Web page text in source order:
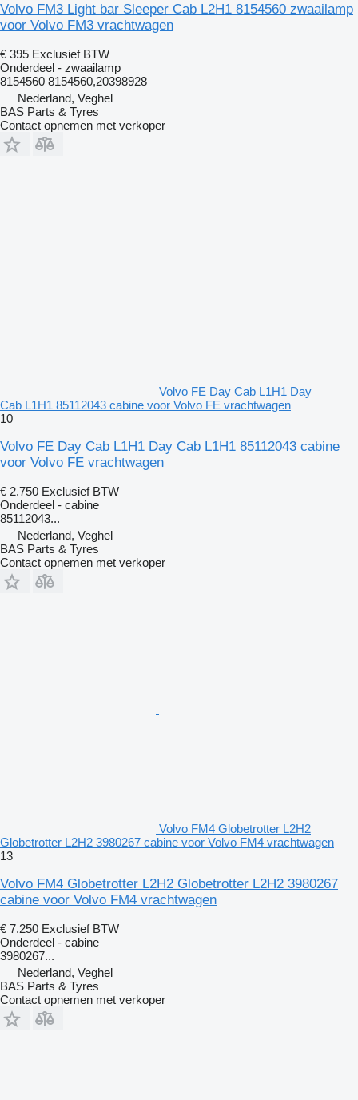
Volvo FM3 Light bar Sleeper Cab L2H1 8154560 zwaailamp
voor Volvo FM3 vrachtwagen
€ 395 Exclusief BTW
Onderdeel - zwaailamp
8154560 8154560,20398928
Nederland, Veghel
BAS Parts & Tyres
Contact opnemen met verkoper
Volvo FE Day Cab L1H1 Day
Cab L1H1 85112043 cabine voor Volvo FE vrachtwagen
10
Volvo FE Day Cab L1H1 Day Cab L1H1 85112043 cabine
voor Volvo FE vrachtwagen
€ 2.750 Exclusief BTW
Onderdeel - cabine
85112043...
Nederland, Veghel
BAS Parts & Tyres
Contact opnemen met verkoper
Volvo FM4 Globetrotter L2H2
Globetrotter L2H2 3980267 cabine voor Volvo FM4 vrachtwagen
13
Volvo FM4 Globetrotter L2H2 Globetrotter L2H2 3980267
cabine voor Volvo FM4 vrachtwagen
€ 7.250 Exclusief BTW
Onderdeel - cabine
3980267...
Nederland, Veghel
BAS Parts & Tyres
Contact opnemen met verkoper